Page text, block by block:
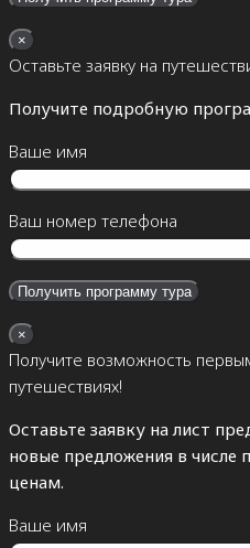
×
Оставьте заявку на
Получите подробную
Ваше имя
Ваш номер телефона
×
Получите возможность
путешествиях!
Оставьте заявку на лист
новые предложения в числе
ценам.
Ваше имя